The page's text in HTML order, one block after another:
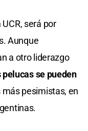
será por
Aunque
a otro liderazgo
se pueden
más pesimistas, en